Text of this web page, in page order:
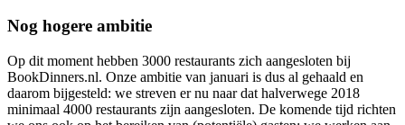
Nog hogere ambitie
Op dit moment hebben 3000 restaurants zich aangesloten bij
BookDinners.nl. Onze ambitie van januari is dus al gehaald en
daarom bijgesteld: we streven er nu naar dat halverwege 2018
minimaal 4000 restaurants zijn aangesloten. De komende tijd richten